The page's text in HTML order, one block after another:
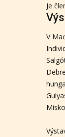
Je
V